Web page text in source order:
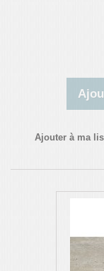
Ajouter à ma